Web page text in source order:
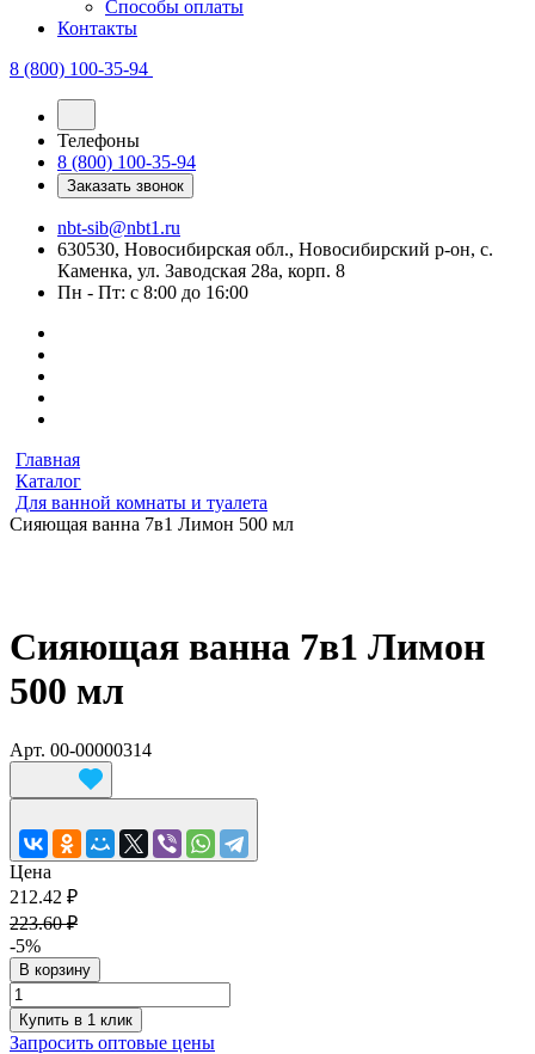
Способы оплаты
Контакты
8 (800) 100-35-94
Телефоны
8 (800) 100-35-94
Заказать звонок
nbt-sib@nbt1.ru
630530, Новосибирская обл., Новосибирский р-он, с.
Каменка, ул. Заводская 28а, корп. 8
Пн - Пт: с 8:00 до 16:00
Главная
Каталог
Для ванной комнаты и туалета
Сияющая ванна 7в1 Лимон 500 мл
Сияющая ванна 7в1 Лимон
500 мл
Арт. 00-00000314
Цена
212.42 ₽
223.60 ₽
-5%
В корзину
Купить в 1 клик
Запросить оптовые цены